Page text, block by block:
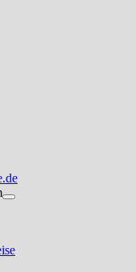
Untermenü